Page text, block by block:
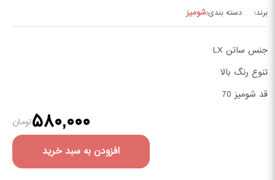
برند: دسته بندی:شومیز
جنس ساتن LX
تنوع رنگ بالا
قد شومیز 70
۵۸۰,۰۰۰تومان
افزودن به سبد خرید